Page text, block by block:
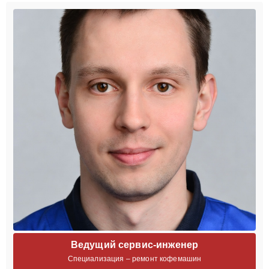
Ведущий сервис-инженер
Специализация – ремонт кофемашин